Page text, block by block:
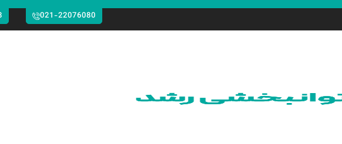
021-22076080